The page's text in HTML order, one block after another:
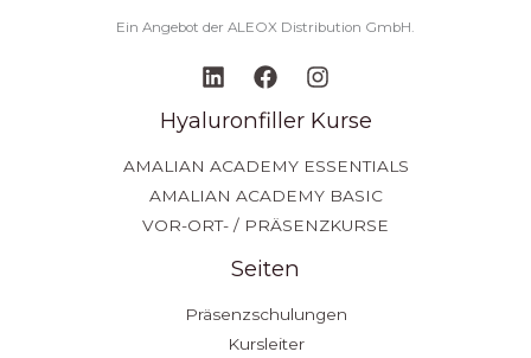
Ein Angebot der ALEOX Distribution GmbH.
Hyaluronfiller Kurse
AMALIAN ACADEMY ESSENTIALS
AMALIAN ACADEMY BASIC
VOR-ORT- / PRÄSENZKURSE
Seiten
Präsenzschulungen
Kursleiter